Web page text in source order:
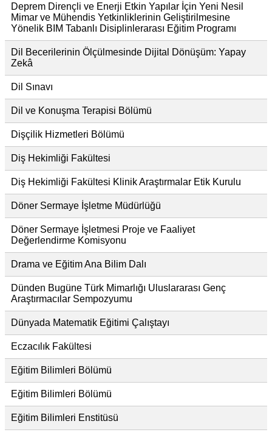
Deprem Dirençli ve Enerji Etkin Yapılar İçin Yeni Nesil
Mimar ve Mühendis Yetkinliklerinin Geliştirilmesine
Yönelik BIM Tabanlı Disiplinlerarası Eğitim Programı
Dil Becerilerinin Ölçülmesinde Dijital Dönüşüm: Yapay
Zekâ
Dil Sınavı
Dil ve Konuşma Terapisi Bölümü
Dişçilik Hizmetleri Bölümü
Diş Hekimliği Fakültesi
Diş Hekimliği Fakültesi Klinik Araştırmalar Etik Kurulu
Döner Sermaye İşletme Müdürlüğü
Döner Sermaye İşletmesi Proje ve Faaliyet
Değerlendirme Komisyonu
Drama ve Eğitim Ana Bilim Dalı
Dünden Bugüne Türk Mimarlığı Uluslararası Genç
Araştırmacılar Sempozyumu
Dünyada Matematik Eğitimi Çalıştayı
Eczacılık Fakültesi
Eğitim Bilimleri Bölümü
Eğitim Bilimleri Bölümü
Eğitim Bilimleri Enstitüsü